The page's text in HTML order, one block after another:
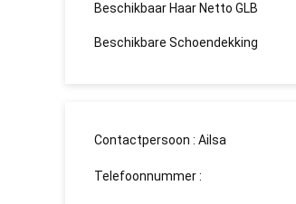
Beschikbaar Haar Netto GLB
Beschikbare Schoendekking
Contactpersoon : Ailsa
Telefoonnummer :